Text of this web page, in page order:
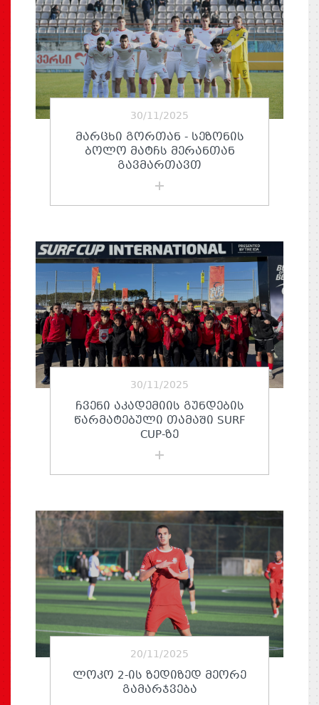
30/11/2025
ᲛᲐᲠᲪᲮᲘ ᲒᲝᲠᲗᲐᲜ - ᲡᲔᲖᲝᲜᲘᲡ
ᲑᲝᲚᲝ ᲛᲐᲢᲩᲡ ᲛᲔᲠᲐᲜᲗᲐᲜ
ᲒᲐᲕᲛᲐᲠᲗᲐᲕᲗ
30/11/2025
ᲩᲕᲔᲜᲘ ᲐᲙᲐᲓᲔᲛᲘᲘᲡ ᲒᲣᲜᲓᲔᲑᲘᲡ
ᲬᲐᲠᲛᲐᲢᲔᲑᲣᲚᲘ ᲗᲐᲛᲐᲨᲘ SURF
CUP-ᲖᲔ
20/11/2025
ᲚᲝᲙᲝ 2-ᲘᲡ ᲖᲔᲓᲘᲖᲔᲓ ᲛᲔᲝᲠᲔ
ᲒᲐᲛᲐᲠᲯᲕᲔᲑᲐ